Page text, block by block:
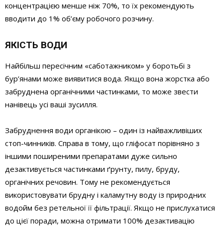
концентрацією менше ніж 70%, то їх рекомендують
вводити до 1% об’єму робочого розчину.
ЯКІСТЬ ВОДИ
Найбільш пересічним «саботажником» у боротьбі з
бур’янами може виявитися вода. Якщо вона жорстка або
забруднена органічними частинками, то може звести
нанівець усі ваші зусилля.
Забруднення води органікою – один із найважливіших
стоп-чинників. Справа в тому, що гліфосат порівняно з
іншими поширеними препаратами дуже сильно
дезактивується частинками ґрунту, пилу, бруду,
органічних речовин. Тому не рекомендується
використовувати брудну і каламутну воду із природних
водойм без ретельної її фільтрації. Якщо не прислухатися
до цієї поради, можна отримати 100% дезактивацію